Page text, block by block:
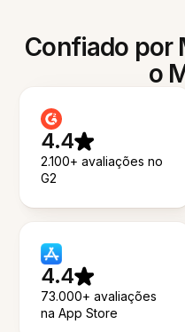
Confiado por
o
4.4
2.100+ avaliações no
G2
4.4
73.000+ avaliações
na App Store